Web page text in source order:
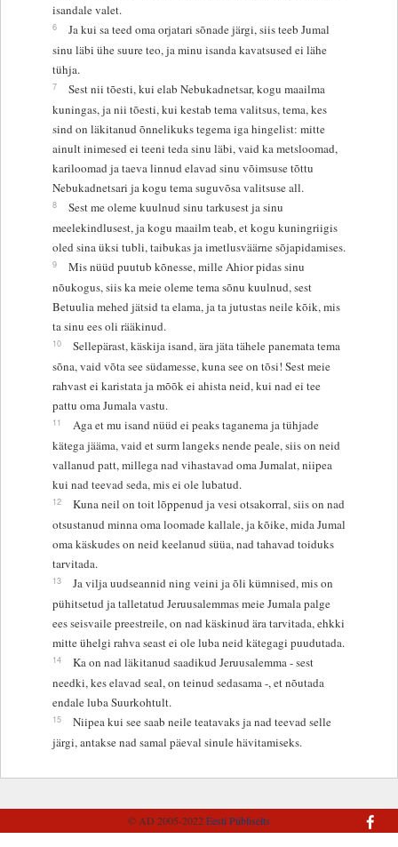
isandale valet.
6
Ja kui sa teed oma orjatari sõnade järgi, siis teeb Jumal
sinu läbi ühe suure teo, ja minu isanda kavatsused ei lähe
tühja.
7
Sest nii tõesti, kui elab Nebukadnetsar, kogu maailma
kuningas, ja nii tõesti, kui kestab tema valitsus, tema, kes
sind on läkitanud õnnelikuks tegema iga hingelist: mitte
ainult inimesed ei teeni teda sinu läbi, vaid ka metsloomad,
kariloomad ja taeva linnud elavad sinu võimsuse tõttu
Nebukadnetsari ja kogu tema suguvõsa valitsuse all.
8
Sest me oleme kuulnud sinu tarkusest ja sinu
meelekindlusest, ja kogu maailm teab, et kogu kuningriigis
oled sina üksi tubli, taibukas ja imetlusväärne sõjapidamises.
9
Mis nüüd puutub kõnesse, mille Ahior pidas sinu
nõukogus, siis ka meie oleme tema sõnu kuulnud, sest
Betuulia mehed jätsid ta elama, ja ta jutustas neile kõik, mis
ta sinu ees oli rääkinud.
10
Sellepärast, käskija isand, ära jäta tähele panemata tema
sõna, vaid võta see südamesse, kuna see on tõsi! Sest meie
rahvast ei karistata ja mõõk ei ahista neid, kui nad ei tee
pattu oma Jumala vastu.
11
Aga et mu isand nüüd ei peaks taganema ja tühjade
kätega jääma, vaid et surm langeks nende peale, siis on neid
vallanud patt, millega nad vihastavad oma Jumalat, niipea
kui nad teevad seda, mis ei ole lubatud.
12
Kuna neil on toit lõppenud ja vesi otsakorral, siis on nad
otsustanud minna oma loomade kallale, ja kõike, mida Jumal
oma käskudes on neid keelanud süüa, nad tahavad toiduks
tarvitada.
13
Ja vilja uudseannid ning veini ja õli kümnised, mis on
pühitsetud ja talletatud Jeruusalemmas meie Jumala palge
ees seisvaile preestreile, on nad käskinud ära tarvitada, ehkki
mitte ühelgi rahva seast ei ole luba neid kätegagi puudutada.
14
Ka on nad läkitanud saadikud Jeruusalemma - sest
needki, kes elavad seal, on teinud sedasama -, et nõutada
endale luba Suurkohtult.
15
Niipea kui see saab neile teatavaks ja nad teevad selle
järgi, antakse nad samal päeval sinule hävitamiseks.
© AD 2005-2022Eesti Piibliselts